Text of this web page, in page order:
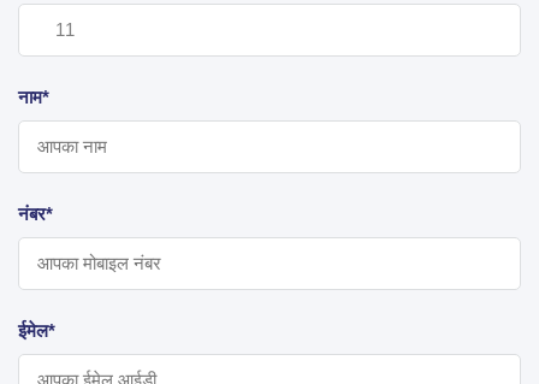
नाम*
नंबर*
ईमेल*